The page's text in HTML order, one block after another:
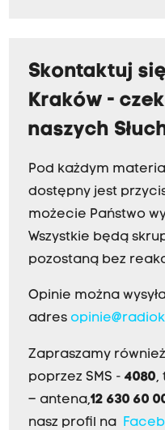
Skontaktuj
Kraków -
naszych
Pod każdym
dostępny jest
możecie Państwo
Wszystkie będą
pozostaną bez
Opinie można
adres
Zapraszamy
poprzez SMS - 4080,
– antena,12 630 60
nasz profil na